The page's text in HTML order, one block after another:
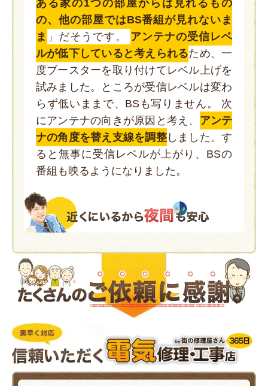
ある家の1つの部屋からは見れるもの
の、他の部屋ではBS番組が見れないま
ま 」だそうです。 アンテナの受信レベ
ルが低下していると考えられるため、一
度ブースターを取り付けてレベル上げを
試みました。ところが受信レベルは変わ
らず低いままで、BSも写りません。 次
にアンテナの向きが原因と考え、 アンテ
ナの角度を替え支線を調整しました。す
ると無事に受信レベルが上がり、BSの
番組も映るようになりました。